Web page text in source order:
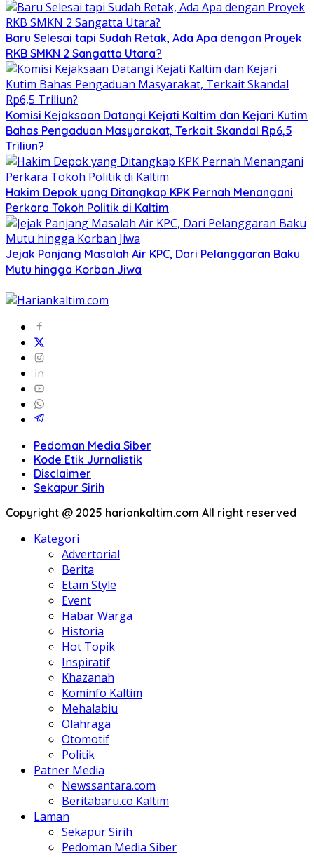
Baru Selesai tapi Sudah Retak, Ada Apa dengan Proyek
RKB SMKN 2 Sangatta Utara?
Komisi Kejaksaan Datangi Kejati Kaltim dan Kejari Kutim
Bahas Pengaduan Masyarakat, Terkait Skandal Rp6,5
Triliun?
Hakim Depok yang Ditangkap KPK Pernah Menangani
Perkara Tokoh Politik di Kaltim
Jejak Panjang Masalah Air KPC, Dari Pelanggaran Baku
Mutu hingga Korban Jiwa
Pedoman Media Siber
Kode Etik Jurnalistik
Disclaimer
Sekapur Sirih
Copyright @ 2025 hariankaltim.com All right reserved
Kategori
Advertorial
Berita
Etam Style
Event
Habar Warga
Historia
Hot Topik
Inspiratif
Khazanah
Kominfo Kaltim
Mehalabiu
Olahraga
Otomotif
Politik
Patner Media
Newssantara.com
Beritabaru.co Kaltim
Laman
Sekapur Sirih
Pedoman Media Siber